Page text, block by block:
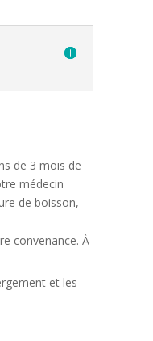
de 3 mois de
médecin
de boisson,
convenance. À
et les